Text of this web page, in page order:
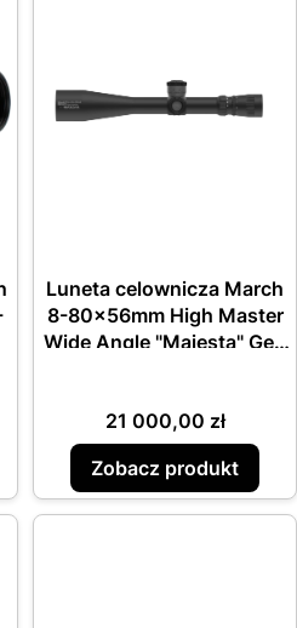
Luneta celownicza March
8-80x56mm High Master
Wide Angle "Majesta" Gen
Cena
21 000,00 zł
Zobacz produkt